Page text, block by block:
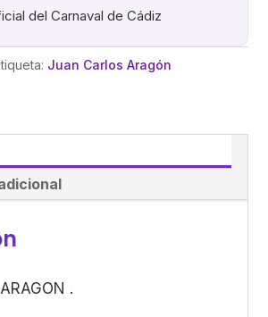
del Carnaval de Cádiz
Juan Carlos Aragón
.